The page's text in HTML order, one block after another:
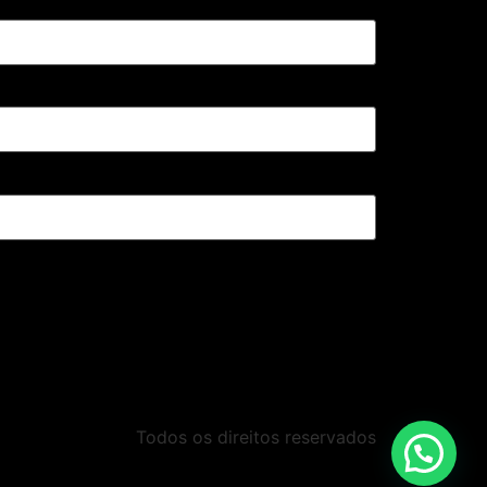
Todos os direitos reservados